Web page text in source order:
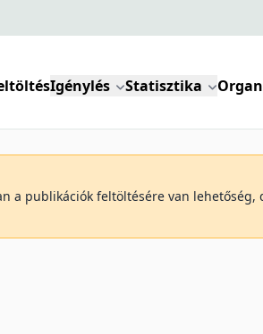
Igénylés Statisztika
a publikációk feltöltésére van